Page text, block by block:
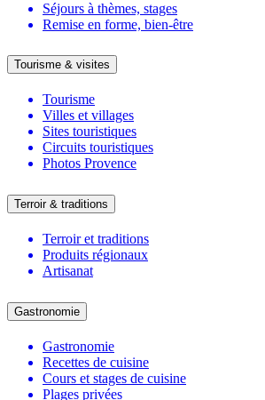
Séjours à thèmes, stages
Remise en forme, bien-être
Tourisme & visites
Tourisme
Villes et villages
Sites touristiques
Circuits touristiques
Photos Provence
Terroir & traditions
Terroir et traditions
Produits régionaux
Artisanat
Gastronomie
Gastronomie
Recettes de cuisine
Cours et stages de cuisine
Plages privées